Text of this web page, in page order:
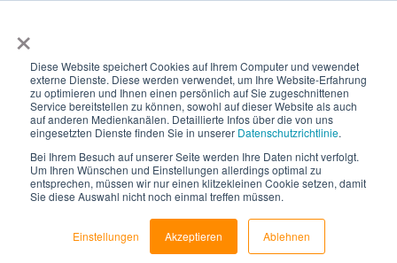
×
Diese Website speichert Cookies auf Ihrem Computer und vewendet
externe Dienste. Diese werden verwendet, um Ihre Website-Erfahrung
zu optimieren und Ihnen einen persönlich auf Sie zugeschnittenen
Service bereitstellen zu können, sowohl auf dieser Website als auch
auf anderen Medienkanälen. Detaillierte Infos über die von uns
eingesetzten Dienste finden Sie in unserer Datenschutzrichtlinie.
Bei Ihrem Besuch auf unserer Seite werden Ihre Daten nicht verfolgt.
Um Ihren Wünschen und Einstellungen allerdings optimal zu
entsprechen, müssen wir nur einen klitzekleinen Cookie setzen, damit
Sie diese Auswahl nicht noch einmal treffen müssen.
Einstellungen Akzeptieren Ablehnen
Onboarding: Neue
Mitarbeiter zur
Produktivität führen